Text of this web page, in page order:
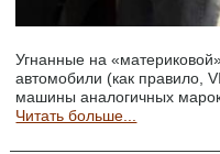
Угнанные на
автомобили (как правило,
машины аналогичных
Читать больше...